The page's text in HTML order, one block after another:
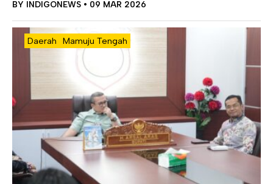
BY INDIGONEWS • 09 MAR 2026
Daerah Mamuju Tengah